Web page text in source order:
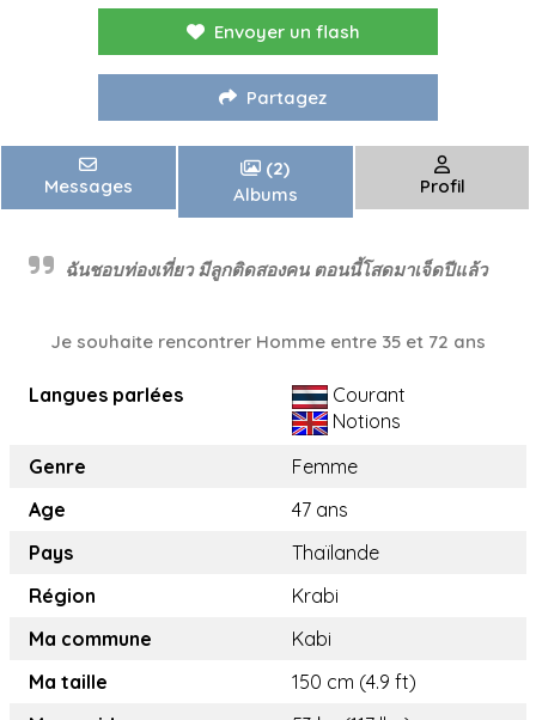
Envoyer un flash
Partagez
Messages
(2)
Albums
Profil
ฉันชอบท่องเที่ยว มีลูกติดสองคน ตอนนี้โสดมาเจ็ดปีแล้ว
Je souhaite rencontrer Homme entre 35 et 72 ans
Langues parlées
Courant
Notions
Genre
Femme
Age
47 ans
Pays
Thaïlande
Région
Krabi
Ma commune
Kabi
Ma taille
150 cm (4.9 ft)